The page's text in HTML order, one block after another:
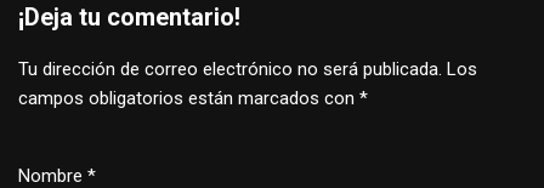
¡Deja tu comentario!
Tu dirección de correo electrónico no será publicada. Los
campos obligatorios están marcados con *
Nombre *